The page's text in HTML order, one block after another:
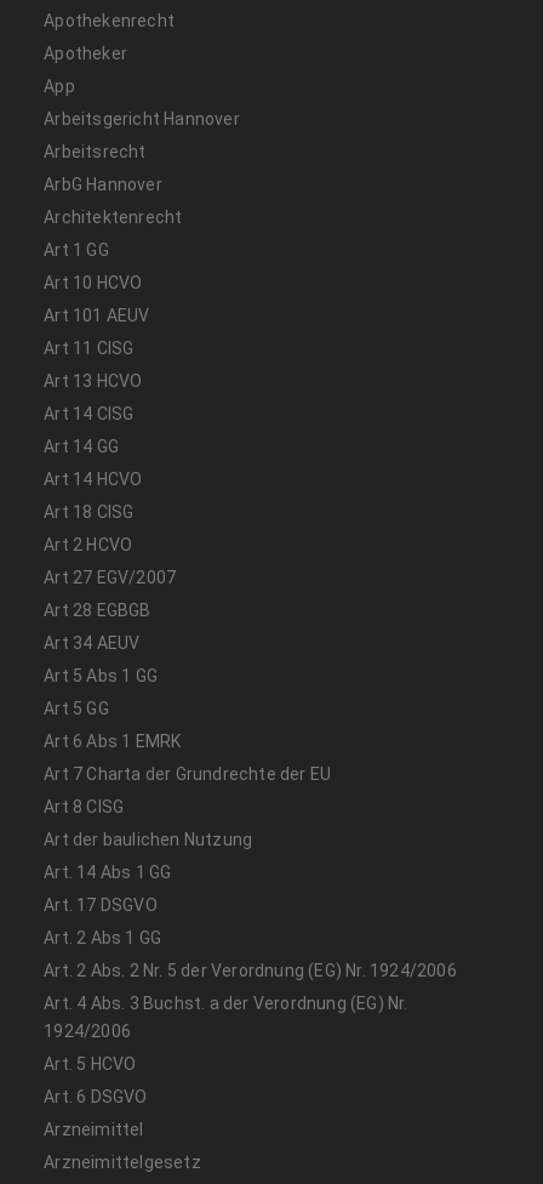
Apothekenrecht
Apotheker
App
Arbeitsgericht Hannover
Arbeitsrecht
ArbG Hannover
Architektenrecht
Art 1 GG
Art 10 HCVO
Art 101 AEUV
Art 11 CISG
Art 13 HCVO
Art 14 CISG
Art 14 GG
Art 14 HCVO
Art 18 CISG
Art 2 HCVO
Art 27 EGV/2007
Art 28 EGBGB
Art 34 AEUV
Art 5 Abs 1 GG
Art 5 GG
Art 6 Abs 1 EMRK
Art 7 Charta der Grundrechte der EU
Art 8 CISG
Art der baulichen Nutzung
Art. 14 Abs 1 GG
Art. 17 DSGVO
Art. 2 Abs 1 GG
Art. 2 Abs. 2 Nr. 5 der Verordnung (EG) Nr. 1924/2006
Art. 4 Abs. 3 Buchst. a der Verordnung (EG) Nr.
1924/2006
Art. 5 HCVO
Art. 6 DSGVO
Arzneimittel
Arzneimittelgesetz